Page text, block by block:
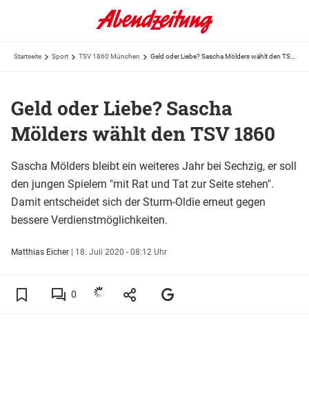
Startseite Sport TSV 1860 München
Geld oder Liebe? Sascha
Mölders wählt den TSV 1860
Sascha Mölders bleibt ein weiteres Jahr bei Sechzig, er soll
den jungen Spielern "mit Rat und Tat zur Seite stehen".
Damit entscheidet sich der Sturm-Oldie erneut gegen
bessere Verdienstmöglichkeiten.
Matthias Eicher | 18. Juli 2020 - 08:12 Uhr
0